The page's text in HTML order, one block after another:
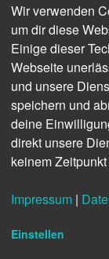
20.
Bad
Wir verwenden
um dir diese
Einige dieser
Webseite
und unsere
speichern und
deine
direkt unsere
keinem
Impressum |
Einstellen